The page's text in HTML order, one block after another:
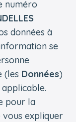
numéro
données à
se
(les Données)
pour la
expliquer